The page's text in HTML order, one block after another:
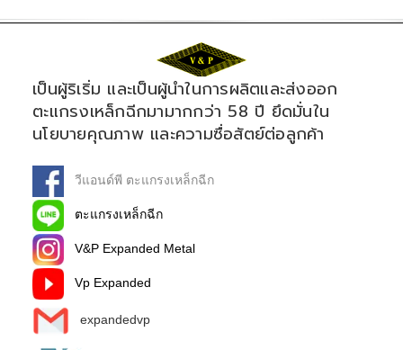
เป็นผู้ริเริ่ม และเป็นผู้นำในการผลิตและส่งออก
ตะแกรงเหล็กฉีกมามากกว่า 58 ปี ยึดมั่นใน
นโยบายคุณภาพ และความซื่อสัตย์ต่อลูกค้า
วีแอนด์พี ตะแกรงเหล็กฉีก
ตะแกรงเหล็กฉีก
V&P Expanded Metal
Vp Expanded
expandedvp